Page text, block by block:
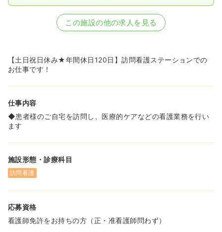
この施設の他の求人を見る
【土日祝日休み★年間休日120日】訪問看護ステーションでの
お仕事です！
仕事内容
◆患者様のご自宅を訪問し、医療的ケアなどの看護業務を行い
ます
施設形態・診療科目
訪問看護
応募資格
看護師免許をお持ちの方（正・准看護師問わず）